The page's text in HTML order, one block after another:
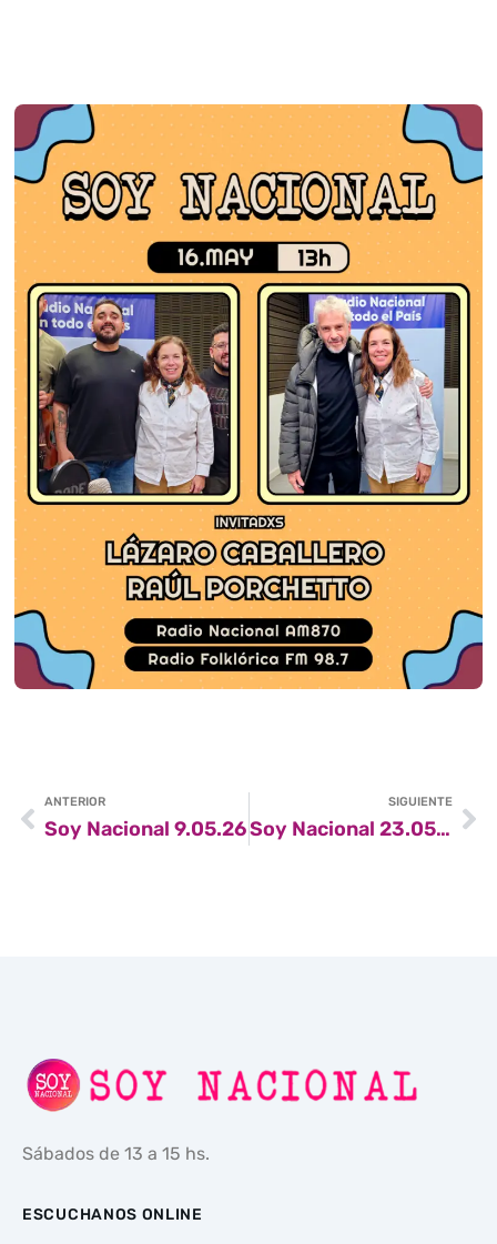
ANTERIOR
Soy Nacional 9.05.26
SIGUIENTE
Soy Nacional 23.05.26
Sábados de 13 a 15 hs.
ESCUCHANOS ONLINE